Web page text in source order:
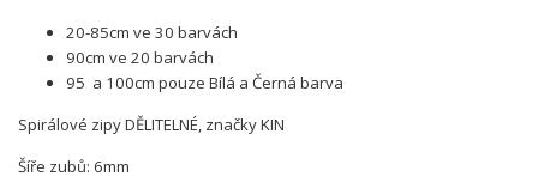
20-85cm ve 30 barvách
90cm ve 20 barvách
95 a 100cm pouze Bílá a Černá barva
Spirálové zipy DĚLITELNÉ, značky KIN
Šíře zubů: 6mm